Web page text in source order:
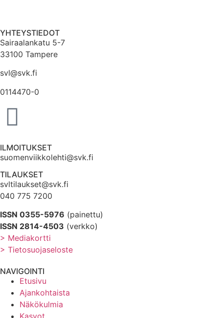
YHTEYSTIEDOT
Sairaalankatu 5-7
33100 Tampere
svl@svk.fi
0114470-0
ILMOITUKSET
suomenviikkolehti@svk.fi
TILAUKSET
svltilaukset@svk.fi
040 775 7200
ISSN 0355-5976 (painettu)
ISSN 2814-4503 (verkko)
> Mediakortti
> Tietosuojaseloste
NAVIGOINTI
Etusivu
Ajankohtaista
Näkökulmia
Kasvot